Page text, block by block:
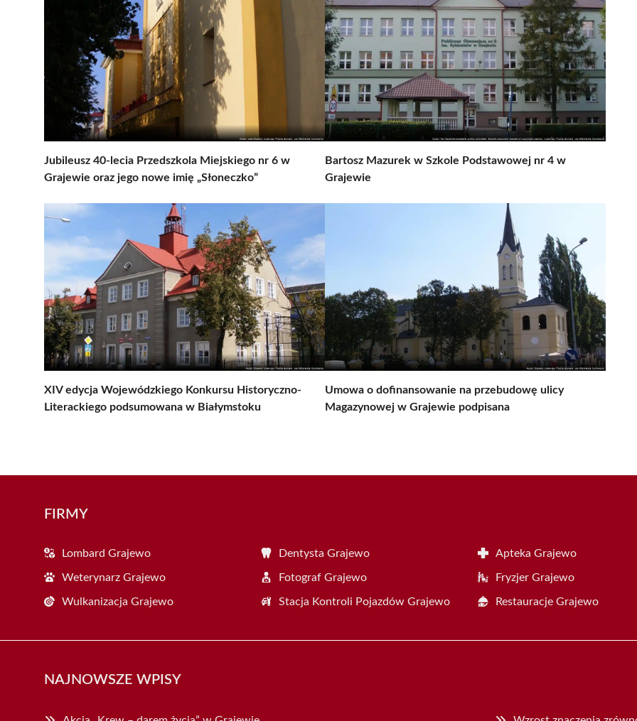
Jubileusz 40-lecia Przedszkola Miejskiego nr 6 w
Grajewie oraz jego nowe imię „Słoneczko”
Bartosz Mazurek w Szkole Podstawowej nr 4 w
Grajewie
XIV edycja Wojewódzkiego Konkursu Historyczno-
Literackiego podsumowana w Białymstoku
Umowa o dofinansowanie na przebudowę ulicy
Magazynowej w Grajewie podpisana
FIRMY
Lombard Grajewo Dentysta Grajewo Apteka Grajewo
Weterynarz Grajewo Fotograf Grajewo Fryzjer Grajewo
Wulkanizacja Grajewo Stacja Kontroli Pojazdów Grajewo Restauracje Grajewo
NAJNOWSZE WPISY